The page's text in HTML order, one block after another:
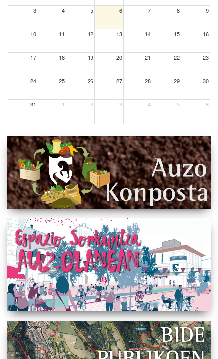
3 4 5 6 7 8 9
10 11 12 13 14 15 16
17 18 19 20 21 22 23
24 25 26 27 28 29 30
31 1 2 3 4 5 6